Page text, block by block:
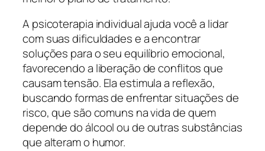
A psicoterapia individual ajuda você a lidar
com suas dificuldades e a encontrar
soluções para o seu equilíbrio emocional,
favorecendo a liberação de conflitos que
causam tensão. Ela estimula a reflexão,
buscando formas de enfrentar situações de
risco, que são comuns na vida de quem
depende do álcool ou de outras substâncias
que alteram o humor.